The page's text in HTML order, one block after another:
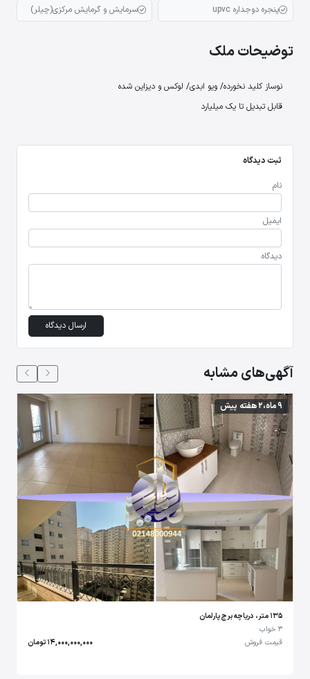
پنجره دوجداره upvc سرمایش و گرمایش مرکزی(چیلر)
توضیحات ملک
نوساز کلید نخورده/ ویو ابدی/ لوکس و دیزاین شده
قابل تبدیل تا یک میلیارد
ثبت دیدگاه
نام
ایمیل
دیدگاه
ارسال دیدگاه
آگهی‌های مشابه
9 ماه،2 هفته پیش
135 متر، دریاچه برج پارلمان
3 خواب
قیمت فروش
14,000,000,000 تومان